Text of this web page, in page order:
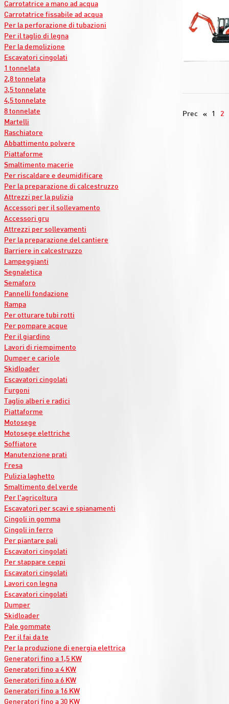
Carrotatrice a mano ad acqua
Carrotatrice fissabile ad acqua
Per la perforazione di tubazioni
Per il taglio di legna
Per la demolizione
Escavatori cingolati
1 tonnelata
2,8 tonnelata
3,5 tonnelate
4,5 tonnelate
8 tonnelate
Martelli
Raschiatore
Abbattimento polvere
Piattaforme
Smaltimento macerie
Per riscaldare e deumidificare
Per la preparazione di calcestruzzo
Attrezzi per la pulizia
Accessori per il sollevamento
Accessori gru
Attrezzi per sollevamenti
Per la preparazione del cantiere
Barriere in calcestruzzo
Lampeggianti
Segnaletica
Semaforo
Pannelli fondazione
Rampa
Per otturare tubi rotti
Per pompare acque
Per il giardino
Lavori di riempimento
Dumper e cariole
Skidloader
Escavatori cingolati
Furgoni
Taglio alberi e radici
Piattaforme
Motosege
Motosege elettriche
Soffiatore
Manutenzione prati
Fresa
Pulizia laghetto
Smaltimento del verde
Per l'agricoltura
Escavatori per scavi e spianamenti
Cingoli in gomma
Cingoli in ferro
Per piantare pali
Escavatori cingolati
Per stappare ceppi
Escavatori cingolati
Lavori con legna
Escavatori cingolati
Dumper
Skidloader
Pale gommate
Per il fai da te
Per la produzione di energia elettrica
Generatori fino a 1,5 KW
Generatori fino a 4 KW
Generatori fino a 6 KW
Generatori fino a 16 KW
Generatori fino a 30 KW
Prec 1 2